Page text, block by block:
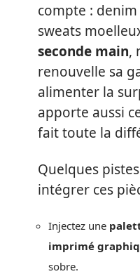
compte :
sweats
seconde main,
renouvelle sa
alimenter la
apporte aussi
fait toute la
Quelques
intégrer ces
Injectez une
imprimé
sobre.